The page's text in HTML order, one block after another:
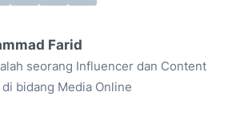
Farid
seorang Influencer dan Content
bidang Media Online